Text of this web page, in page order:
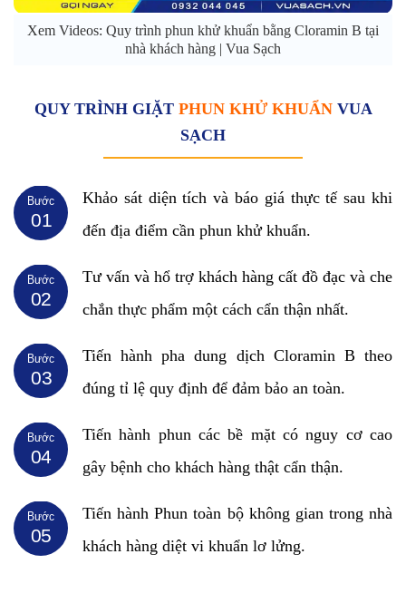
Xem Videos: Quy trình phun khử khuẩn bằng Cloramin B tại
nhà khách hàng | Vua Sạch
QUY TRÌNH GIẶT PHUN KHỬ KHUẨNVUA
SẠCH
01
Bước
Khảo sát diện tích và báo giá thực tế sau khi
đến địa điểm cần phun khử khuẩn.
02
Bước
Tư vấn và hổ trợ khách hàng cất đồ đạc và che
chắn thực phẩm một cách cẩn thận nhất.
03
Bước
Tiến hành pha dung dịch Cloramin B theo
đúng tỉ lệ quy định để đảm bảo an toàn.
04
Bước
Tiến hành phun các bề mặt có nguy cơ cao
gây bệnh cho khách hàng thật cẩn thận.
05
Bước
Tiến hành Phun toàn bộ không gian trong nhà
khách hàng diệt vi khuẩn lơ lửng.